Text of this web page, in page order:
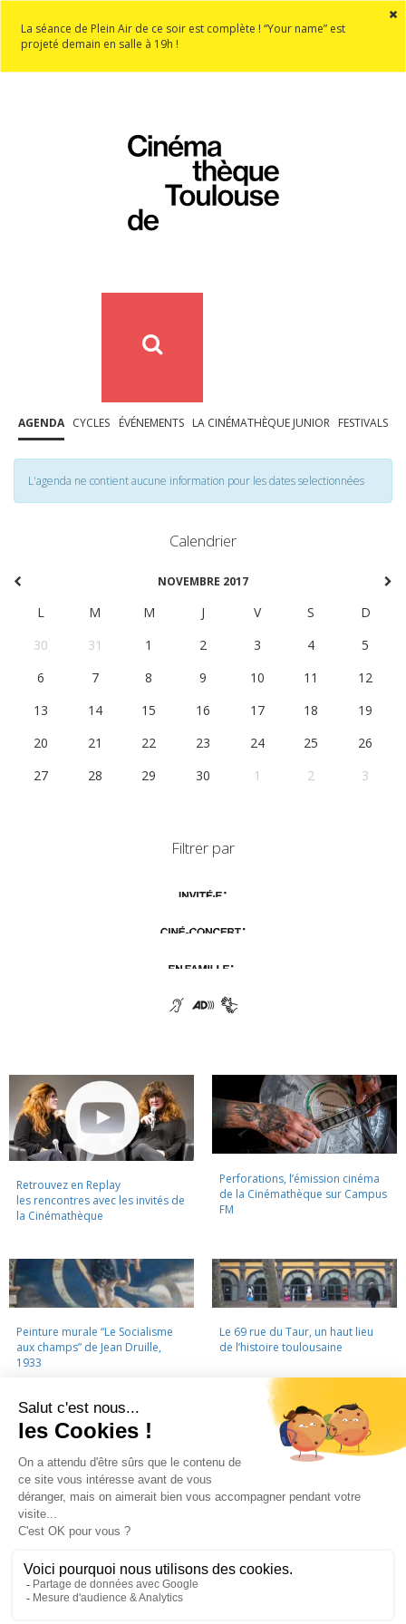
La séance de Plein Air de ce soir est complète ! “Your name” est
projeté demain en salle à 19h !
AGENDA CYCLES ÉVÉNEMENTS LA CINÉMATHÈQUE JUNIOR FESTIVALS
L'agenda ne contient aucune information pour les dates selectionnées
Calendrier
NOVEMBRE 2017
L M M J V S
D
30
31 1 2 3 4
5
6
7 8 9 10 11
12
13
14 15 16 17 18
19
20
21 22 23 24 25
26
27
28 29 30 1 2 3
Filtrer par
Retrouvez en Replay
les rencontres avec les invités de
la Cinémathèque
Perforations, l’émission cinéma
de la Cinémathèque sur Campus
FM
Peinture murale “Le Socialisme
aux champs” de Jean Druille,
1933
Le 69 rue du Taur, un haut lieu
de l’histoire toulousaine
LA CINÉMATHÈQUE · CONTACTS · LETTRE D'INFORMATION ·
PARTENAIRES
MENTIONS LÉGALES
La Cinémathèque de Toulouse